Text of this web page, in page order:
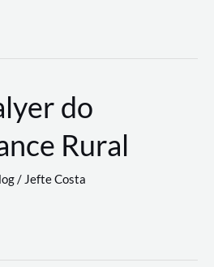
do
Rural
/ Jefte Costa